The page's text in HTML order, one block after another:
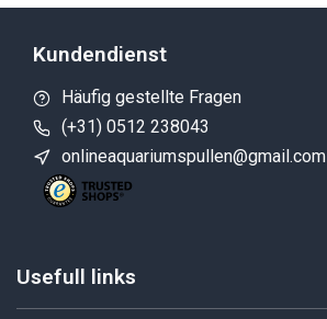
Kundendienst
Häufig gestellte Fragen
(+31) 0512 238043
onlineaquariumspullen@gmail.com
Usefull links